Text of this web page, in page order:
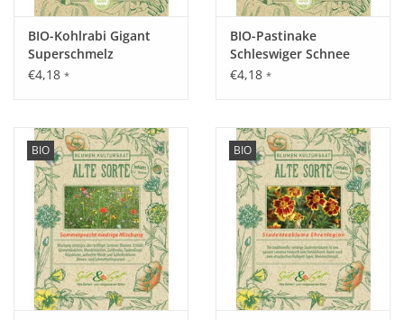
Ernte / Blüte:
Ca. 6 - 8 Wochen nach der Aussaat.
Verwendung:
In der Küche geraspelt oder geschnitten als "scharfe" Rohkost
und in Salaten. Gekocht in Gemüsesuppen. Durch Beigabe
von Zucker wird die Rübe entsaftet. Reich an Vitamin C und
Mineralstoffen. Schleimlösende, antibakterielle Wirkung. Hilft
den Körper zu entgiften.
Tipp:
BIO-Kohlrabi Gigant
Superschmelz
€4,18 *
BIO-Pastinake
Schleswiger Schnee
€4,18 *
BIO BIO